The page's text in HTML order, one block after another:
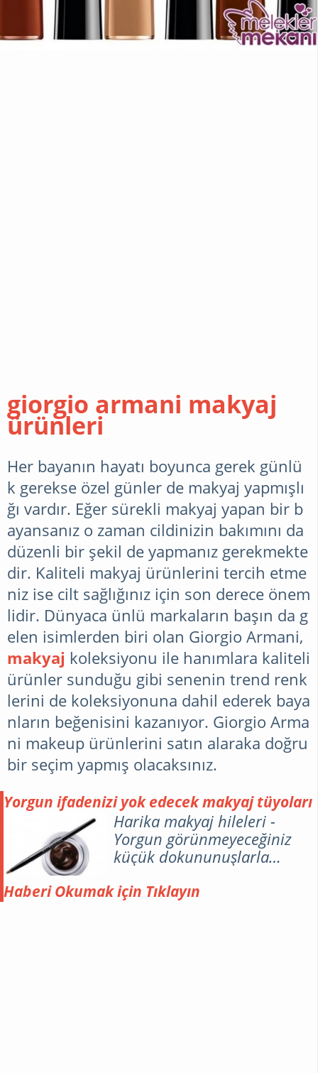
ÖRGÜ
MAKYAJ
SAĞLIK
BEBEK
VE
ÇOCUK
BILGILER
GENEL
ALIŞVERIŞ
İSLAMI
BILGILER
EKONOMI
giorgio armani makyaj
ürünleri
Her bayanın hayatı boyunca gerek günlü
k gerekse özel günler de makyaj yapmışlı
ğı vardır. Eğer sürekli makyaj yapan bir b
ayansanız o zaman cildinizin bakımını da
düzenli bir şekil de yapmanız gerekmekte
dir. Kaliteli makyaj ürünlerini tercih etme
niz ise cilt sağlığınız için son derece önem
lidir. Dünyaca ünlü markaların başın da g
elen isimlerden biri olan Giorgio Armani,
makyaj koleksiyonu ile hanımlara kaliteli
ürünler sunduğu gibi senenin trend renk
lerini de koleksiyonuna dahil ederek baya
nların beğenisini kazanıyor. Giorgio Arma
ni makeup ürünlerini satın alaraka doğru
bir seçim yapmış olacaksınız.
Yorgun ifadenizi yok edecek makyaj tüyoları
Harika makyaj hileleri -
Yorgun görünmeyeceğiniz
küçük dokununuşlarla
değişiklikler ile daha güzel
Haberi Okumak için Tıklayın